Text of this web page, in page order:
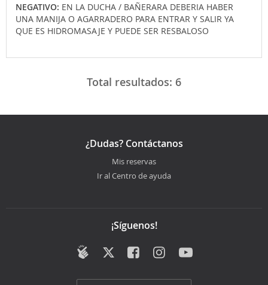
NEGATIVO: EN LA DUCHA / BAÑERARA DEBERIA HABER
UNA MANIJA O AGARRADERO PARA ENTRAR Y SALIR YA
QUE ES HIDROMASAJE Y PUEDE SER RESBALOSO
Total resultados: 6
¿Dudas? Contáctanos
Mis reservas
Ir al Centro de ayuda
¡Síguenos!